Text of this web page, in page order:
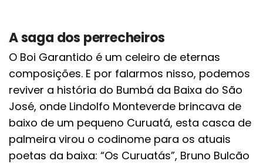
A saga dos perrecheiros
O Boi Garantido é um celeiro de eternas
composições. E por falarmos nisso, podemos
reviver a história do Bumbá da Baixa do São
José, onde Lindolfo Monteverde brincava de
baixo de um pequeno Curuatá, esta casca de
palmeira virou o codinome para os atuais
poetas da baixa: “Os Curuatás”, Bruno Bulcão